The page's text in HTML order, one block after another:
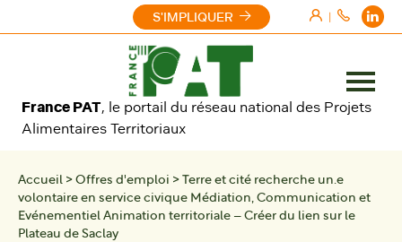
|
France PAT, le portail du réseau national des Projets
Alimentaires Territoriaux
S'IMPLIQUER
Ouvrir
le
Accueil > Offres d'emploi > Terre et cité recherche un.e
volontaire en service civique Médiation, Communication et
Evénementiel Animation territoriale – Créer du lien sur le
Plateau de Saclay